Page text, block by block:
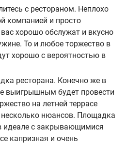
с рестораном. Неплохо
компанией и просто
хорошо обслужат и вкусно
То и любое торжество в
хорошо с вероятностью в
ресторана. Конечно же в
выигрышным будет провести
на летней террасе
несколько нюансов. Площадка
идеале с закрывающимися
капризная и очень